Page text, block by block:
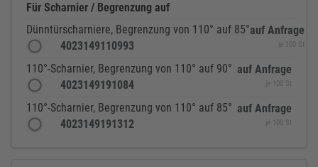
Für Scharnier / Begrenzung auf
Dünntürscharniere, Begrenzung von 110° auf 85°
4023149110993
auf Anfrage
je 100 St
110°-Scharnier, Begrenzung von 110° auf 90°
4023149191084
auf Anfrage
je 100 St
110°-Scharnier, Begrenzung von 110° auf 85°
4023149191312
auf Anfrage
je 100 St